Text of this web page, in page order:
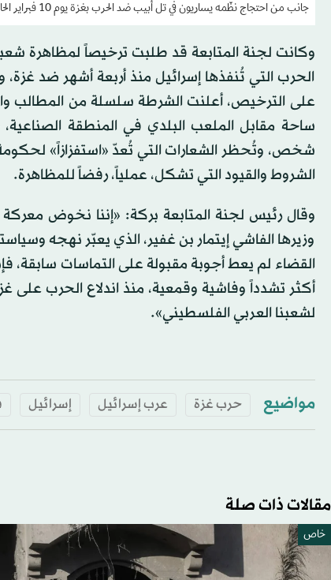
جانب من احتجاج نظّمه يساريون في تل أبيب ضد الحرب بغزة يوم 10 فبراير الحالي (أ.ف.ب)
وكانت لجنة المتابعة قد طلبت ترخيصاً لمظاهرة
الحرب التي تُنفذها إسرائيل منذ أربعة أشهر ضد
على الترخيص، أعلنت الشرطة سلسلة من المطالب
شخص، وتُحظر الشعارات التي تُعدّ «استفزازاً»
الشروط والقيود التي تشكل، عملياً، رفضاً للمظاهرة.
وقال رئيس لجنة المتابعة بركة: «إننا نخوض معركة
وزيرها الفاشي إيتمار بن غفير، الذي يعبّر نهجه
القضاء لم يعط أجوبة مقبولة على التماسات سابقة،
أكثر تشدداً وفاشية وقمعية، منذ اندلاع الحرب على
لشعبنا العربي الفلسطيني».
مواضيع حرب غزة عرب إسرائيل إسرائيل
مقالات ذات صلة
خاص